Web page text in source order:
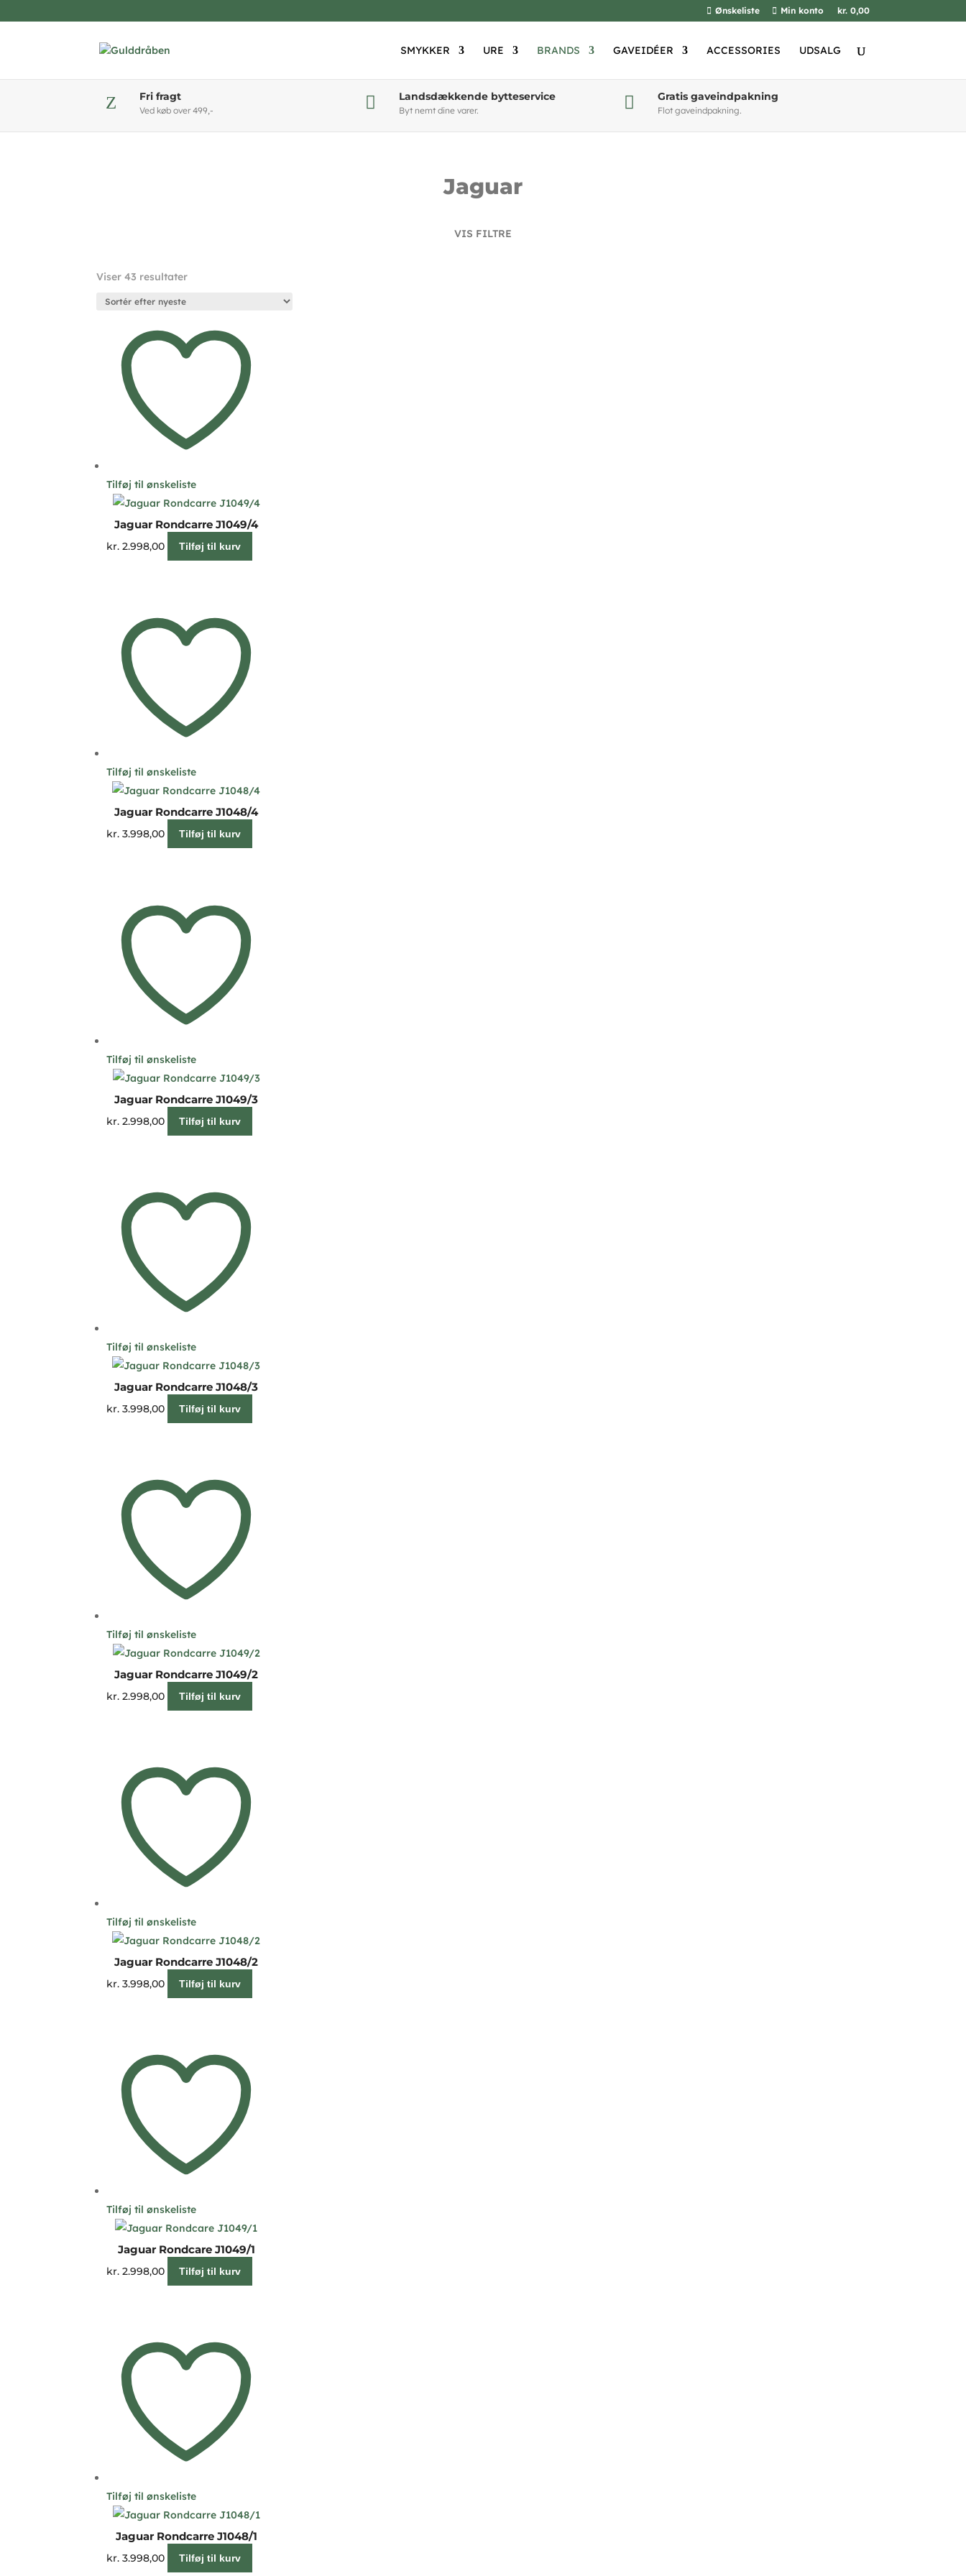
Ønskeliste Min konto kr. 0,00
SMYKKER URE BRANDS GAVEIDÉER ACCESSORIES UDSALG
Z Fri fragt
Ved køb over 499,-  Landsdækkende bytteservice
Byt nemt dine varer.  Gratis gaveindpakning
Flot gaveindpakning.
Jaguar
VIS FILTRE
Viser 43 resultaterSorteret
Tilføj til ønskeliste
Jaguar Rondcarre J1049/4
kr. 2.998,00 Tilføj til kurv
Tilføj til ønskeliste
Jaguar Rondcarre J1048/4
kr. 3.998,00 Tilføj til kurv
Tilføj til ønskeliste
Jaguar Rondcarre J1049/3
kr. 2.998,00 Tilføj til kurv
Tilføj til ønskeliste
Jaguar Rondcarre J1048/3
kr. 3.998,00 Tilføj til kurv
Tilføj til ønskeliste
Jaguar Rondcarre J1049/2
kr. 2.998,00 Tilføj til kurv
Tilføj til ønskeliste
Jaguar Rondcarre J1048/2
kr. 3.998,00 Tilføj til kurv
Tilføj til ønskeliste
Jaguar Rondcare J1049/1
kr. 2.998,00 Tilføj til kurv
Tilføj til ønskeliste
Jaguar Rondcarre J1048/1
kr. 3.998,00 Tilføj til kurv